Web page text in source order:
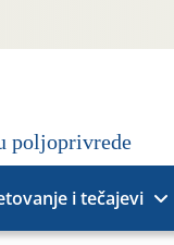
i tečajevi